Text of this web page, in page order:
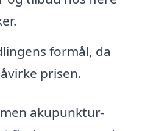
formål, da
prisen.
akupunktur-